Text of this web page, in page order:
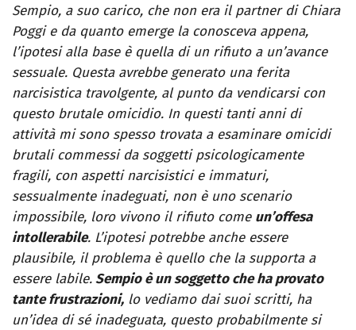
Sempio, a suo carico, che non era il partner di Chiara
Poggi e da quanto emerge la conosceva appena,
l’ipotesi alla base è quella di un rifiuto a un’avance
sessuale. Questa avrebbe generato una ferita
narcisistica travolgente, al punto da vendicarsi con
questo brutale omicidio. In questi tanti anni di
attività mi sono spesso trovata a esaminare omicidi
brutali commessi da soggetti psicologicamente
fragili, con aspetti narcisistici e immaturi,
sessualmente inadeguati, non è uno scenario
impossibile, loro vivono il rifiuto come un’offesa
intollerabile. L’ipotesi potrebbe anche essere
plausibile, il problema è quello che la supporta a
essere labile.Sempio è un soggetto che ha provato
tante frustrazioni, lo vediamo dai suoi scritti, ha
un’idea di sé inadeguata, questo probabilmente si